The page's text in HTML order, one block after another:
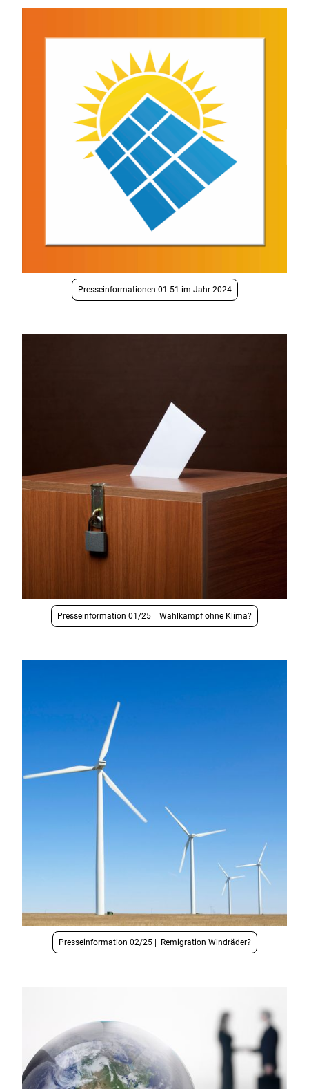
Presseinformationen 01-51 im Jahr 2024
Presseinformation 01/25 | Wahlkampf ohne Klima?
Presseinformation 02/25 | Remigration Windräder?